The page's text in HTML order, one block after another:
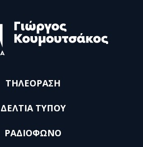
ΤΗΛΕΟΡΑΣΗ
ΔΕΛΤΙΑ ΤΥΠΟΥ
ΡΑΔΙΟΦΩΝΟ